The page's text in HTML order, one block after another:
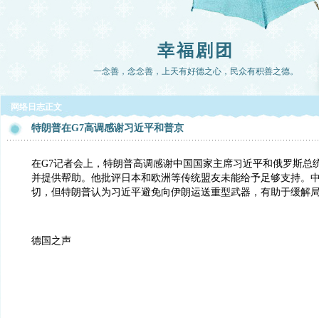
幸福剧团
一念善，念念善，上天有好德之心，民众有积善之德。
网络日志正文
特朗普在G7高调感谢习近平和普京
在G7记者会上，特朗普高调感谢中国国家主席习近平和俄罗斯总
并提供帮助。他批评日本和欧洲等传统盟友未能给予足够支持。
切，但特朗普认为习近平避免向伊朗运送重型武器，有助于缓解
德国之声